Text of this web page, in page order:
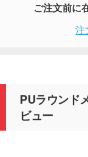
ご注文前に
注
PUラウンド
ビュー